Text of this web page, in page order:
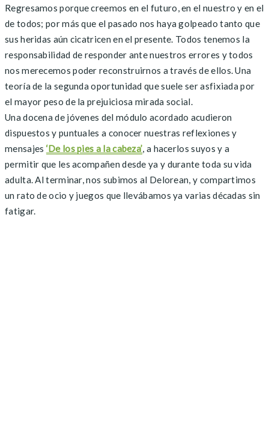
Regresamos porque creemos en el futuro, en el nuestro y en el
de todos; por más que el pasado nos haya golpeado tanto que
sus heridas aún cicatricen en el presente. Todos tenemos la
responsabilidad de responder ante nuestros errores y todos
nos merecemos poder reconstruirnos a través de ellos. Una
teoría de la segunda oportunidad que suele ser asfixiada por
el mayor peso de la prejuiciosa mirada social.
Una docena de jóvenes del módulo acordado acudieron
dispuestos y puntuales a conocer nuestras reflexiones y
mensajes ‘De los pies a la cabeza’, a hacerlos suyos y a
permitir que les acompañen desde ya y durante toda su vida
adulta. Al terminar, nos subimos al Delorean, y compartimos
un rato de ocio y juegos que llevábamos ya varias décadas sin
fatigar.